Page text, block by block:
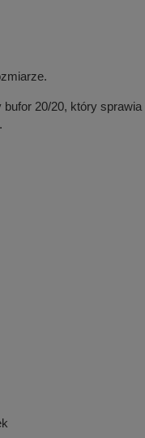
20/20, który